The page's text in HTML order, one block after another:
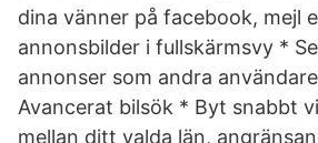
dina vänner på facebook, mejl
annonsbilder i fullskärmsvy *
annonser som andra
Avancerat bilsök * Byt snabbt
mellan ditt valda län,